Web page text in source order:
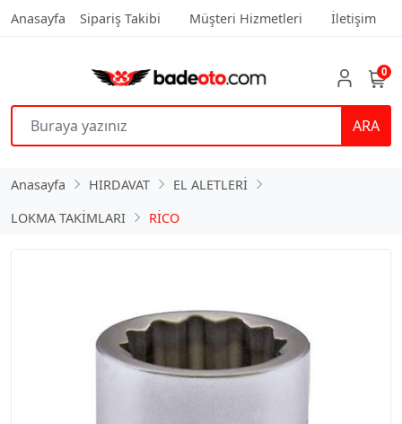
Anasayfa Sipariş Takibi Müşteri Hizmetleri İletişim
ARA
0
Anasayfa HIRDAVAT
EL ALETLERİ
LOKMA TAKİMLARI
RİCO